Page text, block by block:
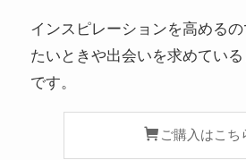
インスピレーションを高める
たいときや出会いを求めてい
です。
ご購入はこち